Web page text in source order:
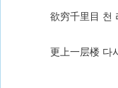
欲穷千里目 천
更上一层楼 다